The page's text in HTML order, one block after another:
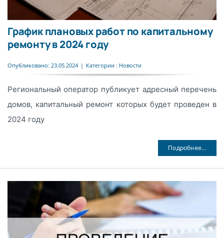
График плановых работ по капитальному
ремонту в 2024 году
Опубликовано: 23.05.2024 | Категории : Новости
Региональный оператор публикует адресный перечень
домов, капитальный ремонт которых будет проведен в
2024 году
Подробнее…